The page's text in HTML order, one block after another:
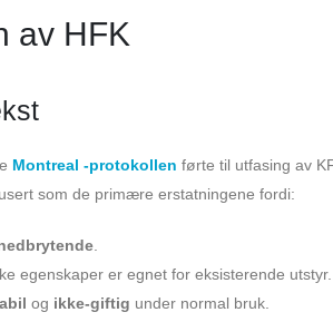
av HFK
Montreal -protokollen førte til utfasing av
som de primære erstatningene fordi:
egenskaper er egnet for eksisterende utstyr.
og ikke-giftig under normal bruk.